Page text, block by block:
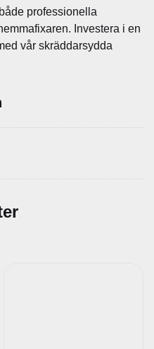
professionella
Investera i en
vår skräddarsydda